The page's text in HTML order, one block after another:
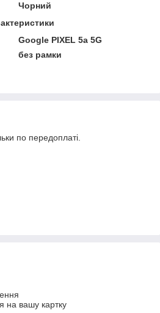
Чорний
Google PIXEL 5a 5G
без рамки
по передоплаті.
на вашу картку